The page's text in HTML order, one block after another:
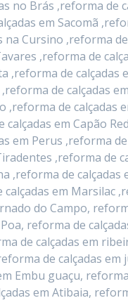
no Brás ,reforma
em Sacomã
Cursino ,reforma
,reforma de
,reforma de
de calçadas
,reforma de
em Capão
em Perus ,reforma
,reforma
,reforma de
em
do Campo,
reforma de
de calçadas em
de calçadas
Embu guaçu,
em Atibaia,